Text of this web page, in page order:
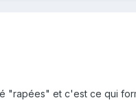
"rapées" et c'est ce qui